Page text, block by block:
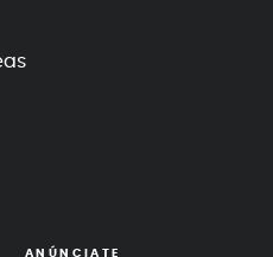
ANÚNCIATE